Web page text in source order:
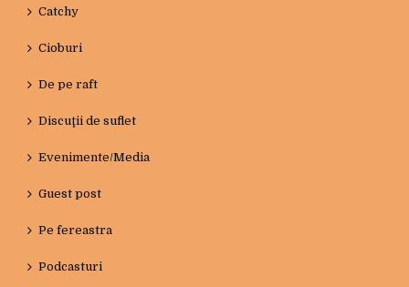
Catchy
Cioburi
De pe raft
Discuţii de suflet
Evenimente/Media
Guest post
Pe fereastra
Podcasturi